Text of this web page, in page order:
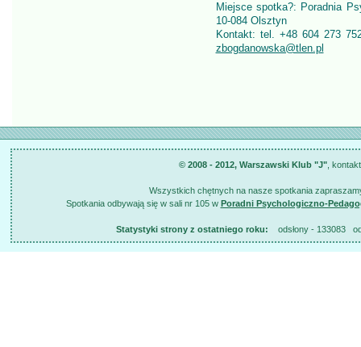
Miejsce spotka?: Poradnia
10-084 Olsztyn
Kontakt: tel. +48 604 273
zbogdanowska@tlen.pl
© 2008 - 2012, Warszawski Klub "J",
Wszystkich chętnych na nasze spotkania
Spotkania odbywają się w sali nr 105 w Poradni Psychologiczno-
Statystyki strony z ostatniego roku: odsłony - 133083